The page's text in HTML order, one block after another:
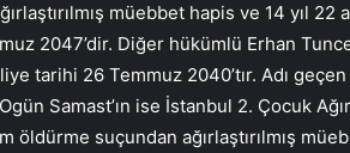
müebbet hapis ve 14 yıl 22
2047’dir. Diğer hükümlü Erhan
tarihi 26 Temmuz 2040’tır. Adı
Samast’ın ise İstanbul 2. Çocuk
öldürme suçundan ağırlaştırılmış